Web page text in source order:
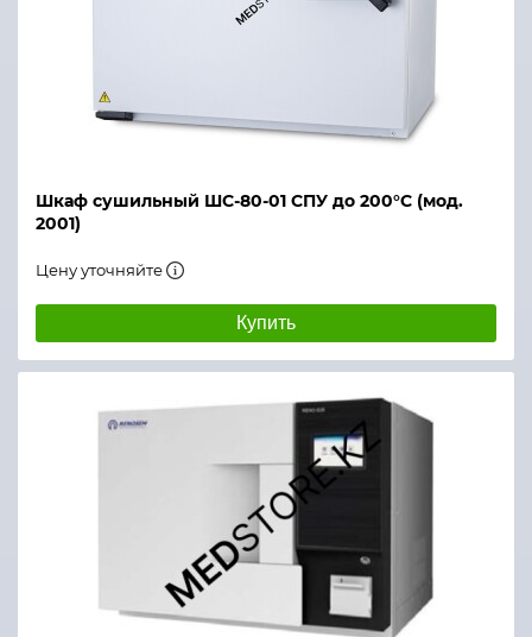
Шкаф сушильный ШС-80-01 СПУ до 200°С (мод.
2001)
Цену уточняйте
Купить